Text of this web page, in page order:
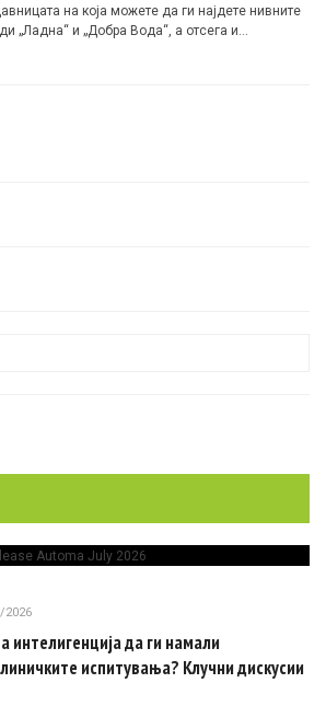
на која можете да ги најдете нивните
„Ладна“ и „Добра Вода“, а отсега и
2026
да ги намали
испитувања? Клучни дискусии